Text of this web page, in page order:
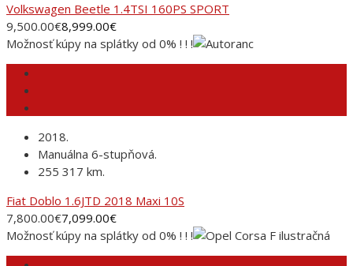
Volkswagen Beetle 1.4TSI 160PS SPORT
9,500.00€8,999.00€
Možnosť kúpy na splátky od 0% ! ! !
2018.
Manuálna 6-stupňová.
255 317 km.
Fiat Doblo 1.6JTD 2018 Maxi 10S
7,800.00€7,099.00€
Možnosť kúpy na splátky od 0% ! ! !